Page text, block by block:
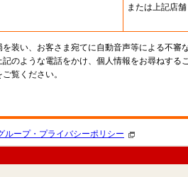
または上記店舗
を装い、お客さま宛てに自動音声等による不審
記のような電話をかけ、個人情報をお尋ねする
ご覧ください。
ループ・プライバシーポリシー